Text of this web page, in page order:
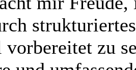
vorbereitet zu